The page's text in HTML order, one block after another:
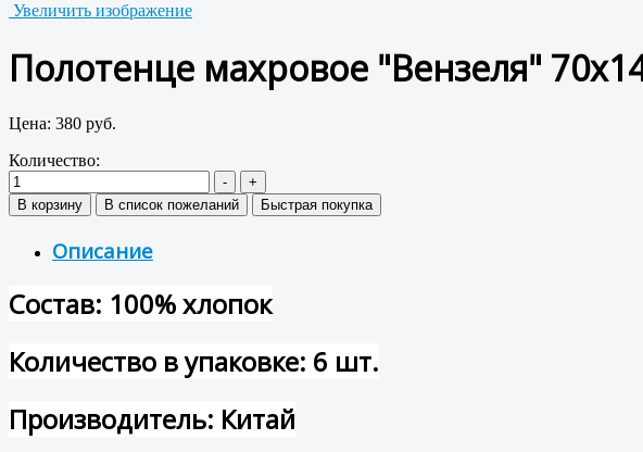
Увеличить изображение
Полотенце махровое "Вензеля"
Цена: 380 руб.
Количество:
Описание
Состав: 100% хлопок
Количество в упаковке: 6 шт.
Производитель: Китай